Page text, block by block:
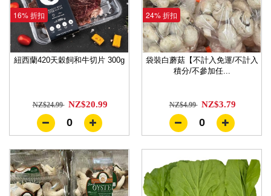
16% 折扣
紐西蘭420天穀飼和牛切片 300g
NZ$24.99 NZ$20.99
0
24% 折扣
袋裝白蘑菇【不計入免運/不計入
積分/不參加任...
NZ$4.99 NZ$3.79
0